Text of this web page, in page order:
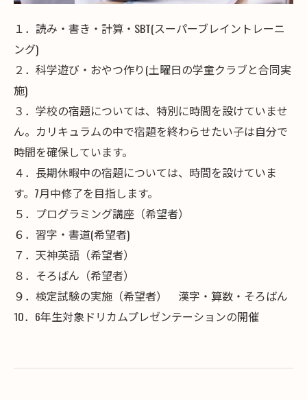
１．読み・書き・計算・SBT(スーパーブレイントレーニ
ング)
２．科学遊び・おやつ作り(土曜日の学童クラブと合同実
施)
３．学校の宿題については、特別に時間を設けていませ
ん。カリキュラムの中で宿題を終わらせたい子は自分で
時間を確保しています。
４．長期休暇中の宿題については、時間を設けていま
す。7月中修了を目指します。
５．プログラミング講座（希望者）
６．習字・書道(希望者)
７．天神英語（希望者）
８．そろばん（希望者）
９．検定試験の実施（希望者） 漢字・算数・そろばん
10．6年生対象ドリカムプレゼンテーションの開催